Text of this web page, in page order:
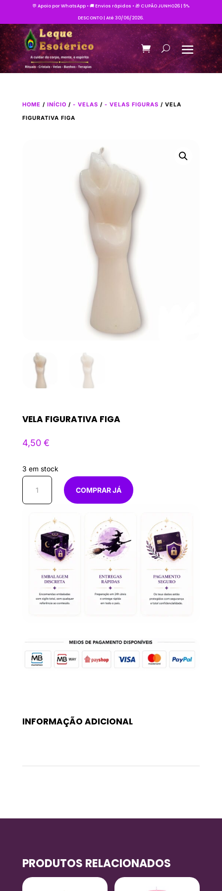
💬 Apoio por WhatsApp • 🚚 Envios rápidos • 🎁 CUPÃO JUNHO26 | 5%
DESCONTO | Até 30/06/2026.
HOME / INÍCIO / - VELAS / - VELAS FIGURAS / VELA
FIGURATIVA FIGA
VELA FIGURATIVA FIGA
4,50 €
3 em stock
Quantidade
Figurativa
Figa
COMPRAR JÁ
INFORMAÇÃO ADICIONAL
PRODUTOS RELACIONADOS